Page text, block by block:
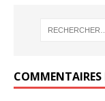
COMMENTAIRES